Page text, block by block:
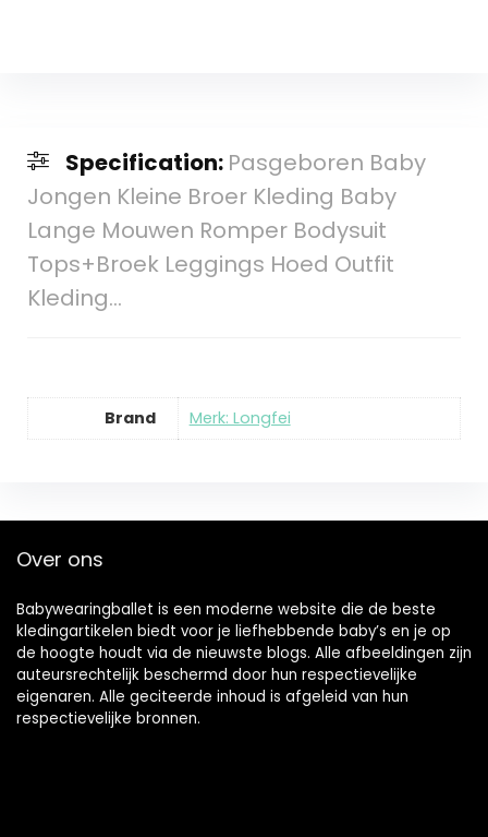
Specification: Pasgeboren Baby
Jongen Kleine Broer Kleding Baby
Lange Mouwen Romper Bodysuit
Tops+Broek Leggings Hoed Outfit
Kleding…
Brand Merk: Longfei
Over ons
Babywearingballet is een moderne website die de beste
kledingartikelen biedt voor je liefhebbende baby’s en je op
de hoogte houdt via de nieuwste blogs. Alle afbeeldingen zijn
auteursrechtelijk beschermd door hun respectievelijke
eigenaren. Alle geciteerde inhoud is afgeleid van hun
respectievelijke bronnen.